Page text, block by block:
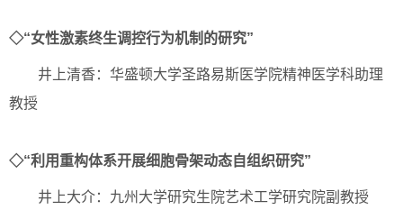
◇“女性激素终生调控行为机制的研究”
井上清香：华盛顿大学圣路易斯医学院精神医学科助理
教授
◇“利用重构体系开展细胞骨架动态自组织研究”
井上大介：九州大学研究生院艺术工学研究院副教授